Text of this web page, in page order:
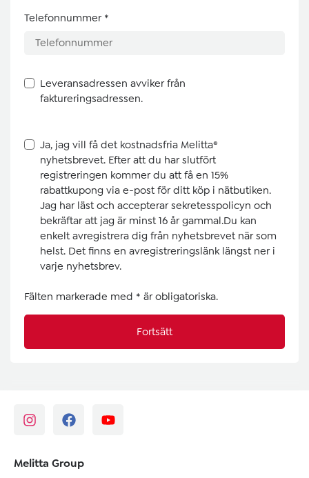
Telefonnummer *
Leveransadressen avviker från
faktureringsadressen.
Ja, jag vill få det kostnadsfria Melitta®
nyhetsbrevet. Efter att du har slutfört
registreringen kommer du att få en 15%
rabattkupong via e-post för ditt köp i nätbutiken.
Jag har läst och accepterar sekretesspolicyn och
bekräftar att jag är minst 16 år gammal.Du kan
enkelt avregistrera dig från nyhetsbrevet när som
helst. Det finns en avregistreringslänk längst ner i
varje nyhetsbrev.
Fälten markerade med * är obligatoriska.
Fortsätt
Melitta Group